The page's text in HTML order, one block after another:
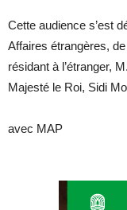
Cette audience s’est
Affaires étrangères,
résidant à l’étranger,
Majesté le Roi, Sidi
avec MAP